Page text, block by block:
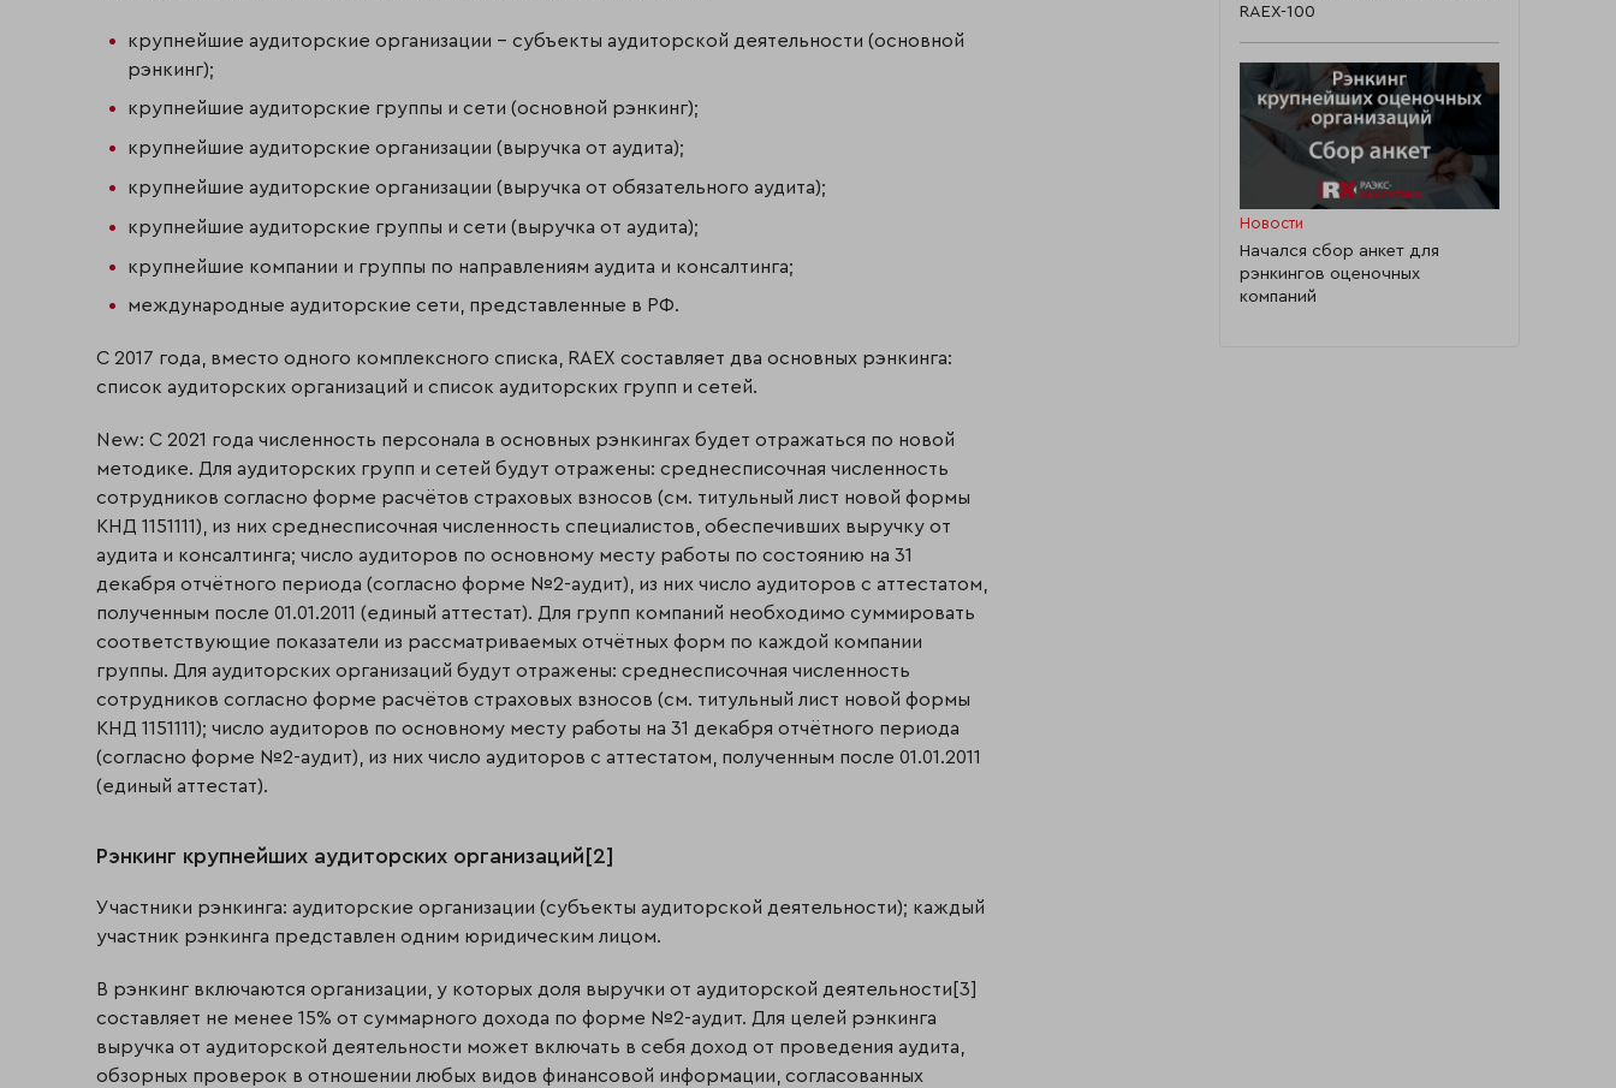
крупнейшие аудиторские организации – субъекты аудиторской деятельности (основной
рэнкинг);
крупнейшие аудиторские группы и сети (основной рэнкинг);
крупнейшие аудиторские организации (выручка от аудита);
крупнейшие аудиторские организации (выручка от обязательного аудита);
крупнейшие аудиторские группы и сети (выручка от аудита);
крупнейшие компании и группы по направлениям аудита и консалтинга;
международные аудиторские сети, представленные в РФ.
С 2017 года, вместо одного комплексного списка, RAEX составляет два основных рэнкинга:
список аудиторских организаций и список аудиторских групп и сетей.
New: С 2021 года численность персонала в основных рэнкингах будет отражаться по новой
методике. Для аудиторских групп и сетей будут отражены: среднесписочная численность
сотрудников согласно форме расчётов страховых взносов (см. титульный лист новой формы
КНД 1151111), из них среднесписочная численность специалистов, обеспечивших выручку от
аудита и консалтинга; число аудиторов по основному месту работы по состоянию на 31
декабря отчётного периода (согласно форме №2-аудит), из них число аудиторов с аттестатом,
полученным после 01.01.2011 (единый аттестат). Для групп компаний необходимо суммировать
соответствующие показатели из рассматриваемых отчётных форм по каждой компании
группы. Для аудиторских организаций будут отражены: среднесписочная численность
сотрудников согласно форме расчётов страховых взносов (см. титульный лист новой формы
КНД 1151111); число аудиторов по основному месту работы на 31 декабря отчётного периода
(согласно форме №2-аудит), из них число аудиторов с аттестатом, полученным после 01.01.2011
(единый аттестат).
Рэнкинг крупнейших аудиторских организаций[2]
Участники рэнкинга: аудиторские организации (субъекты аудиторской деятельности); каждый
участник рэнкинга представлен одним юридическим лицом.
В рэнкинг включаются организации, у которых доля выручки от аудиторской деятельности[3]
составляет не менее 15% от суммарного дохода по форме №2-аудит. Для целей рэнкинга
выручка от аудиторской деятельности может включать в себя доход от проведения аудита,
обзорных проверок в отношении любых видов финансовой информации, согласованных
RAEX-100
Новости
Начался сбор анкет для
рэнкингов оценочных
компаний